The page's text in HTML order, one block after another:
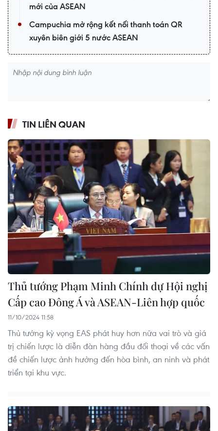
mới của ASEAN
Campuchia mở rộng kết nối thanh toán QR
xuyên biên giới 5 nước ASEAN
TIN LIÊN QUAN
Thủ tướng Phạm Minh Chính dự Hội nghị
Cấp cao Đông Á và ASEAN-Liên hợp quốc
11/10/2024 11:58
Thủ tướng kỳ vọng EAS phát huy hơn nữa vai trò và giá
trị chiến lược là diễn đàn hàng đầu đối thoại về các vấn
đề chiến lược ảnh hưởng đến hòa bình, an ninh và phát
triển tại khu vực.